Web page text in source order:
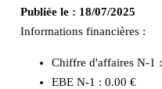
Publiée le : 18/07/2025
Informations financières :
Chiffre d'affaires N-1 :
EBE N-1 : 0.00 €